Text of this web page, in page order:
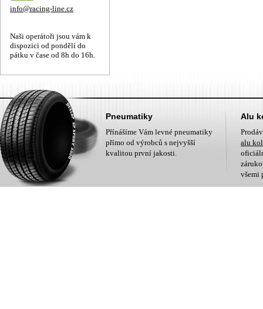
info@racing-line.cz
Naši operátoři jsou vám k
dispozici od pondělí do
pátku v čase od 8h do 16h.
Pneumatiky
Přínášíme Vám levné pneumatiky
přímo od výrobců s nejvyšší
kvalitou první jakosti.
Alu
alu
všemi